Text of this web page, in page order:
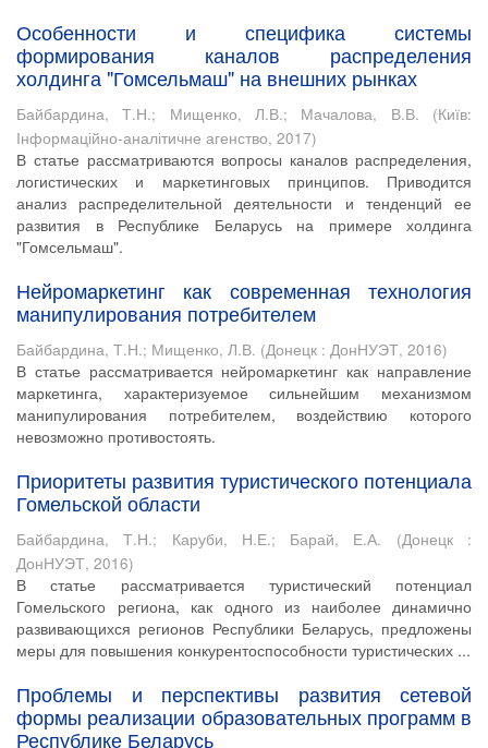
Особенности и специфика системы
формирования каналов распределения
холдинга "Гомсельмаш" на внешних рынках
Байбардина, Т.Н.; Мищенко, Л.В.; Мачалова, В.В. (Київ:
Інформаційно-аналітичне агенство, 2017)
В статье рассматриваются вопросы каналов распределения,
логистических и маркетинговых принципов. Приводится
анализ распределительной деятельности и тенденций ее
развития в Республике Беларусь на примере холдинга
"Гомсельмаш".
Нейромаркетинг как современная технология
манипулирования потребителем
Байбардина, Т.Н.; Мищенко, Л.В. (Донецк : ДонНУЭТ, 2016)
В статье рассматривается нейромаркетинг как направление
маркетинга, характеризуемое сильнейшим механизмом
манипулирования потребителем, воздействию которого
невозможно противостоять.
Приоритеты развития туристического потенциала
Гомельской области
Байбардина, Т.Н.; Каруби, Н.Е.; Барай, Е.А. (Донецк :
ДонНУЭТ, 2016)
В статье рассматривается туристический потенциал
Гомельского региона, как одного из наиболее динамично
развивающихся регионов Республики Беларусь, предложены
меры для повышения конкурентоспособности туристических ...
Проблемы и перспективы развития сетевой
формы реализации образовательных программ в
Республике Беларусь